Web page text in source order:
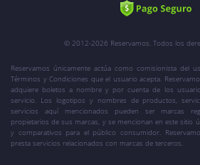
© 2012-2026 Reservamos. Todos los
Reservamos únicamente actúa como comisionista del
Términos y Condiciones que el usuario acepta.
adquiere boletos a nombre y por cuenta de los
servicio. Los logotipos y nombres de productos,
servicios aquí mencionados pueden ser marcas
propietarios de sus marcas, y se mencionan en este sitio
y comparativos para el público consumidor.
presta servicios relacionados con marcas de terceros.